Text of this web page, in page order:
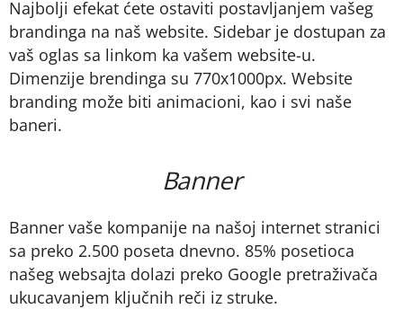
Najbolji efekat ćete ostaviti postavljanjem vašeg
brandinga na naš website. Sidebar je dostupan za
vaš oglas sa linkom ka vašem website-u.
Dimenzije brendinga su 770x1000px. Website
branding može biti animacioni, kao i svi naše
baneri.
Banner
Banner vaše kompanije na našoj internet stranici
sa preko 2.500 poseta dnevno. 85% posetioca
našeg websajta dolazi preko Google pretraživača
ukucavanjem ključnih reči iz struke.